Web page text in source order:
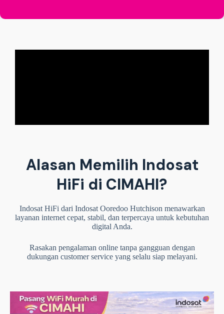
Alasan Memilih Indosat
HiFi di CIMAHI?
Indosat HiFi dari Indosat Ooredoo Hutchison menawarkan
layanan internet cepat, stabil, dan terpercaya untuk kebutuhan
digital Anda.
Rasakan pengalaman online tanpa gangguan dengan
dukungan customer service yang selalu siap melayani.